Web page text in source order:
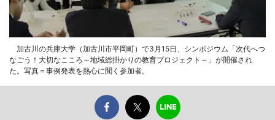
加古川の兵庫大学（加古川市平岡町）で3月15日、シンポジウム「次代へつ
なごう！大切なこころ～地域総掛かりの教育プロジェクト～」が開催され
た。写真＝事例発表を熱心に聞く参加者。